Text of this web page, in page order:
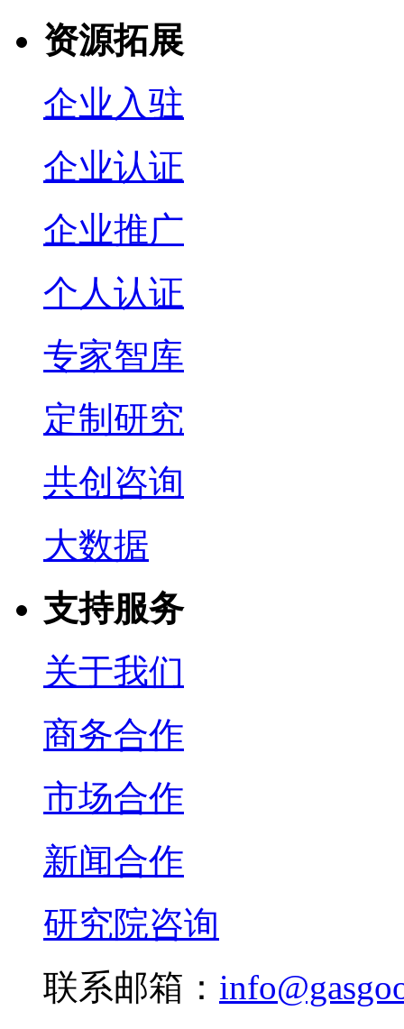
资源拓展
企业入驻
企业认证
企业推广
个人认证
专家智库
定制研究
共创咨询
大数据
支持服务
关于我们
商务合作
市场合作
新闻合作
研究院咨询
联系邮箱：